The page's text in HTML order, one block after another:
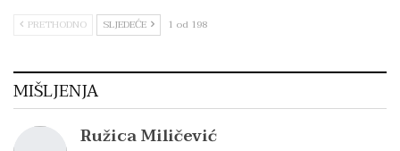
PRETHODNO SLJEDEĆE 1 od 198
MIŠLJENJA
Ružica Miličević